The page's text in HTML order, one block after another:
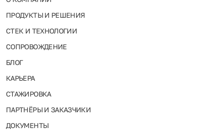
ПРОДУКТЫ И РЕШЕНИЯ
СТЕК И ТЕХНОЛОГИИ
СОПРОВОЖДЕНИЕ
БЛОГ
КАРЬЕРА
СТАЖИРОВКА
ПАРТНЁРЫ И ЗАКАЗЧИКИ
ДОКУМЕНТЫ